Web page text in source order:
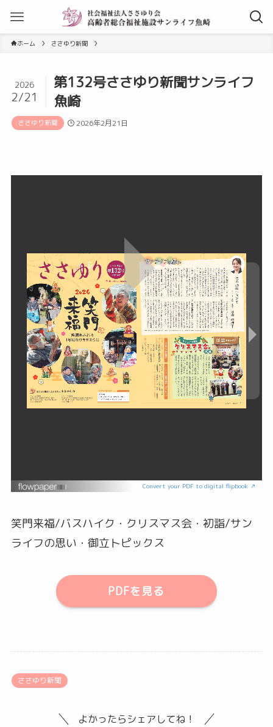
ホーム ささゆり新聞
第132号ささゆり新聞サンライフ
魚崎
2026
2/21
ささゆり新聞 2026年2月21日
Convert your PDF to digital flipbook ↗
笑門来福/バスハイク・クリスマス会・初詣/サン
ライフの思い・御立トピックス
PDFを見る
ささゆり新聞
よかったらシェアしてね！